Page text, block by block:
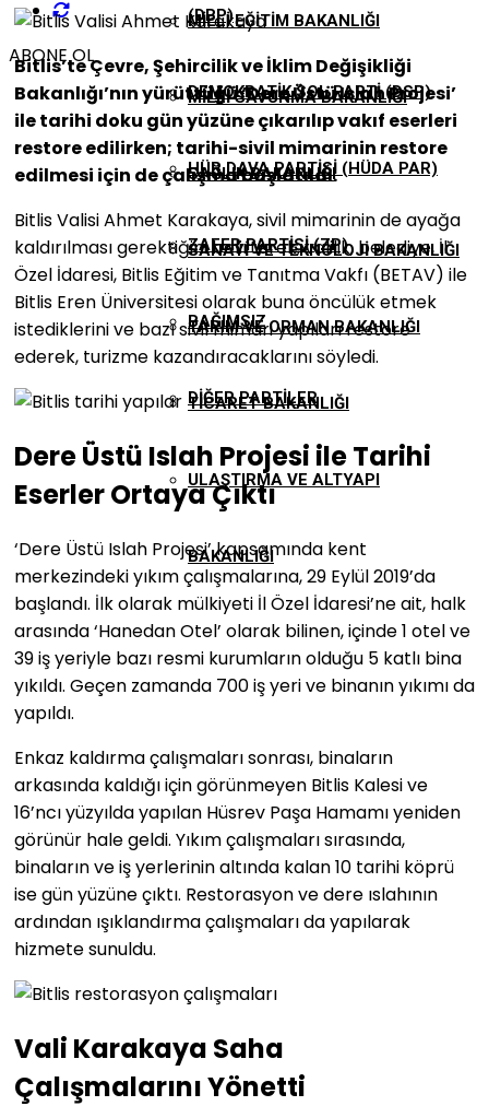
(DBP)
DEMOKRATIK SOL PARTI (DSP)
HÜR DAVA PARTISI (HÜDA PAR)
ZAFER PARTISI (ZP)
BAĞIMSIZ
DIĞER PARTILER
MILLI EĞITIM BAKANLIĞI
MILLI SAVUNMA BAKANLIĞI
SAĞLIK BAKANLIĞI
SANAYI VE TEKNOLOJI BAKANLIĞI
TARIM VE ORMAN BAKANLIĞI
TICARET BAKANLIĞI
ULAŞTIRMA VE ALTYAPI
BAKANLIĞI
ABONE OL
Bitlis’te Çevre, Şehircilik ve İklim Değişikliği
Bakanlığı’nın yürüttüğü ‘Dere Üstü Islah Projesi’
ile tarihi doku gün yüzüne çıkarılıp vakıf eserleri
restore edilirken; tarihi-sivil mimarinin restore
edilmesi için de çalışma başlatıldı.
Bitlis Valisi Ahmet Karakaya, sivil mimarinin de ayağa
kaldırılması gerektiğini belirterek, valilik, belediye, İl
Özel İdaresi, Bitlis Eğitim ve Tanıtma Vakfı (BETAV) ile
Bitlis Eren Üniversitesi olarak buna öncülük etmek
istediklerini ve bazı sivil mimari yapıları restore
ederek, turizme kazandıracaklarını söyledi.
Dere Üstü Islah Projesi ile Tarihi
Eserler Ortaya Çıktı
‘Dere Üstü Islah Projesi’ kapsamında kent
merkezindeki yıkım çalışmalarına, 29 Eylül 2019’da
başlandı. İlk olarak mülkiyeti İl Özel İdaresi’ne ait, halk
arasında ‘Hanedan Otel’ olarak bilinen, içinde 1 otel ve
39 iş yeriyle bazı resmi kurumların olduğu 5 katlı bina
yıkıldı. Geçen zamanda 700 iş yeri ve binanın yıkımı da
yapıldı.
Enkaz kaldırma çalışmaları sonrası, binaların
arkasında kaldığı için görünmeyen Bitlis Kalesi ve
16’ncı yüzyılda yapılan Hüsrev Paşa Hamamı yeniden
görünür hale geldi. Yıkım çalışmaları sırasında,
binaların ve iş yerlerinin altında kalan 10 tarihi köprü
ise gün yüzüne çıktı. Restorasyon ve dere ıslahının
ardından ışıklandırma çalışmaları da yapılarak
hizmete sunuldu.
Vali Karakaya Saha
Çalışmalarını Yönetti